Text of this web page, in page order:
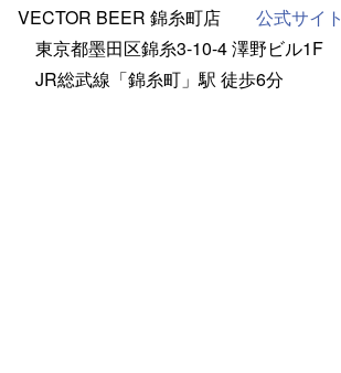
VECTOR BEER 錦糸町店
公式サイト
東京都墨田区錦糸3-10-4 澤野ビル1F
JR総武線「錦糸町」駅 徒歩6分